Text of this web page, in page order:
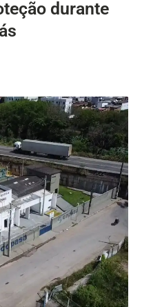
durante